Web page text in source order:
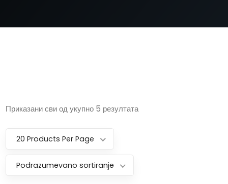
Приказани сви од укупно 5 резултата
20 Products Per Page
Podrazumevano sortiranje